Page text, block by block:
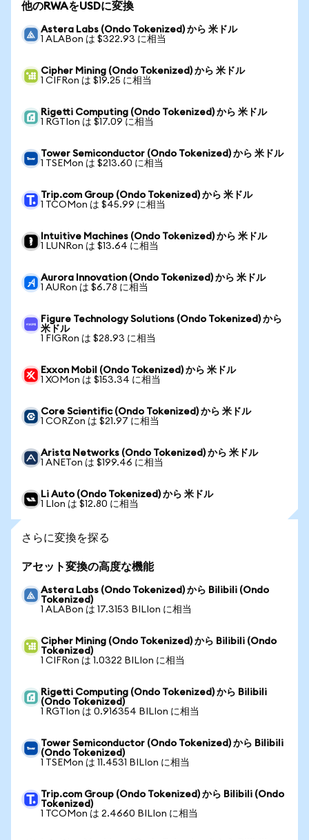
他のRWAをUSDに変換
Astera Labs (Ondo Tokenized) から 米ドル
1 ALABon は $322.93 に相当
Cipher Mining (Ondo Tokenized) から 米ドル
1 CIFRon は $19.25 に相当
Rigetti Computing (Ondo Tokenized) から 米ドル
1 RGTIon は $17.09 に相当
Tower Semiconductor (Ondo Tokenized) から 米ドル
1 TSEMon は $213.60 に相当
Trip.com Group (Ondo Tokenized) から 米ドル
1 TCOMon は $45.99 に相当
Intuitive Machines (Ondo Tokenized) から 米ドル
1 LUNRon は $13.64 に相当
Aurora Innovation (Ondo Tokenized) から 米ドル
1 AURon は $6.78 に相当
Figure Technology Solutions (Ondo Tokenized) から
米ドル
1 FIGRon は $28.93 に相当
Exxon Mobil (Ondo Tokenized) から 米ドル
1 XOMon は $153.34 に相当
Core Scientific (Ondo Tokenized) から 米ドル
1 CORZon は $21.97 に相当
Arista Networks (Ondo Tokenized) から 米ドル
1 ANETon は $199.46 に相当
Li Auto (Ondo Tokenized) から 米ドル
1 LIon は $12.80 に相当
さらに変換を探る
アセット変換の高度な機能
Astera Labs (Ondo Tokenized) から Bilibili (Ondo
Tokenized)
1 ALABon は 17.3153 BILIon に相当
Cipher Mining (Ondo Tokenized) から Bilibili (Ondo
Tokenized)
1 CIFRon は 1.0322 BILIon に相当
Rigetti Computing (Ondo Tokenized) から Bilibili
(Ondo Tokenized)
1 RGTIon は 0.916354 BILIon に相当
Tower Semiconductor (Ondo Tokenized) から Bilibili
(Ondo Tokenized)
1 TSEMon は 11.4531 BILIon に相当
Trip.com Group (Ondo Tokenized) から Bilibili (Ondo
Tokenized)
1 TCOMon は 2.4660 BILIon に相当